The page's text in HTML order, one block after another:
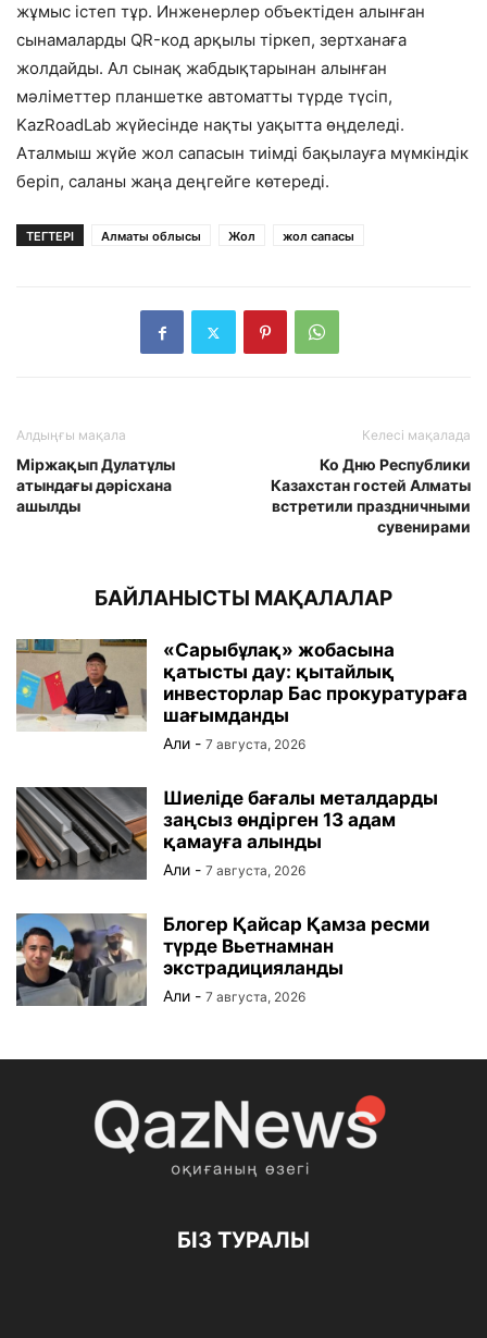
жұмыс істеп тұр. Инженерлер объектіден алынған
сынамаларды QR-код арқылы тіркеп, зертханаға
жолдайды. Ал сынақ жабдықтарынан алынған
мәліметтер планшетке автоматты түрде түсіп,
KazRoadLab жүйесінде нақты уақытта өңделеді.
Аталмыш жүйе жол сапасын тиімді бақылауға мүмкіндік
беріп, саланы жаңа деңгейге көтереді.
ТЕГТЕРІ Алматы облысы Жол жол сапасы
Алдыңғы мақала
Міржақып Дулатұлы
атындағы дәрісхана
ашылды
Келесі мақалада
Ко Дню Республики
Казахстан гостей Алматы
встретили праздничными
сувенирами
БАЙЛАНЫСТЫ МАҚАЛАЛАР
«Сарыбұлақ» жобасына
қатысты дау: қытайлық
инвесторлар Бас прокуратураға
шағымданды
Али - 7 августа, 2026
Шиеліде бағалы металдарды
заңсыз өндірген 13 адам
қамауға алынды
Али - 7 августа, 2026
Блогер Қайсар Қамза ресми
түрде Вьетнамнан
экстрадицияланды
Али - 7 августа, 2026
БІЗ ТУРАЛЫ